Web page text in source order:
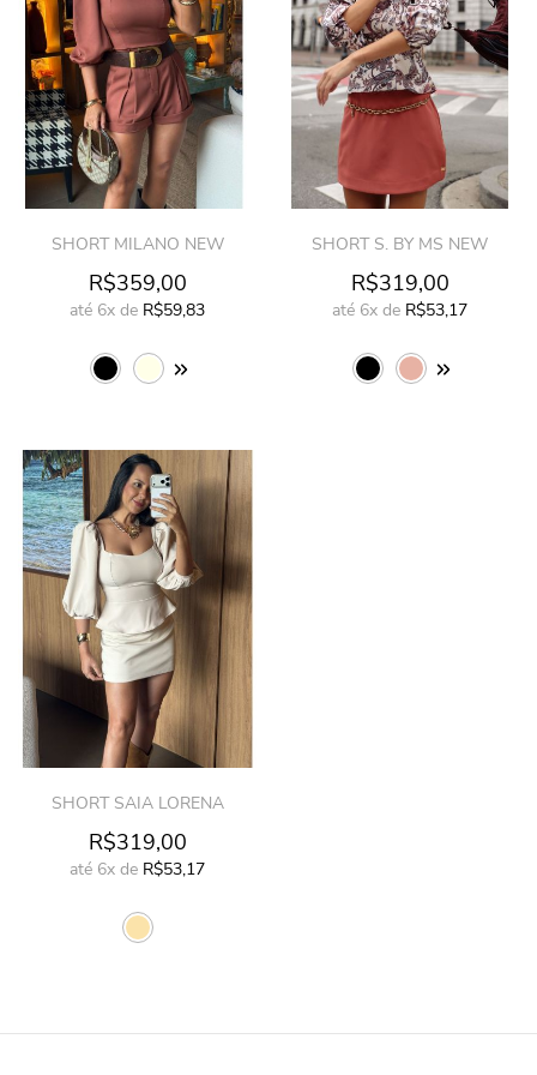
SHORT MILANO NEW
R$359,00
até 6x de R$59,83
SHORT S. BY MS NEW
R$319,00
até 6x de R$53,17
SHORT SAIA LORENA
R$319,00
até 6x de R$53,17